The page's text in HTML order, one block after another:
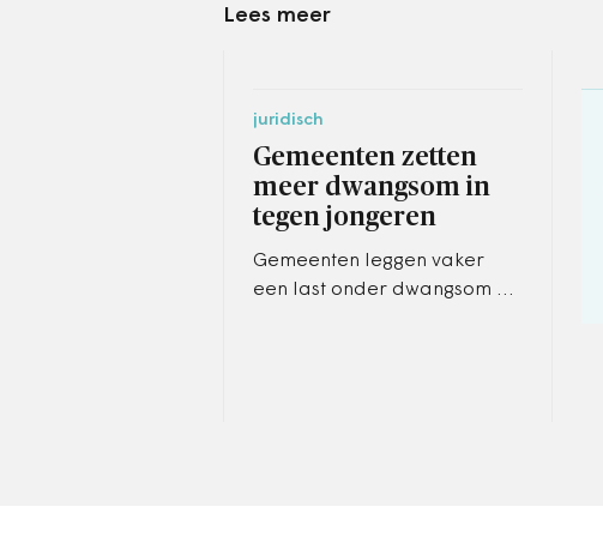
Lees meer
juridisch
Gemeenten zetten
meer dwangsom in
tegen jongeren
Gemeenten leggen vaker
een last onder dwangsom op